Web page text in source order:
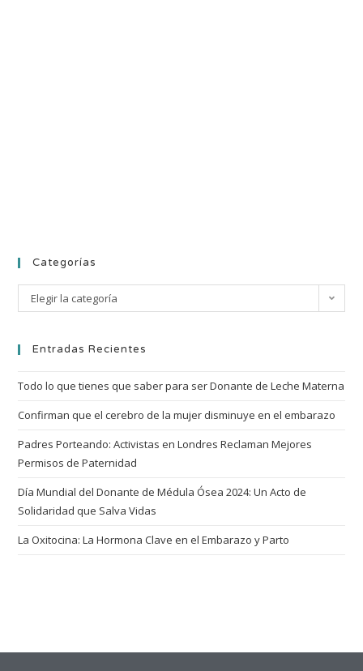
Categorías
Elegir la categoría
Entradas Recientes
Todo lo que tienes que saber para ser Donante de Leche Materna
Confirman que el cerebro de la mujer disminuye en el embarazo
Padres Porteando: Activistas en Londres Reclaman Mejores
Permisos de Paternidad
Día Mundial del Donante de Médula Ósea 2024: Un Acto de
Solidaridad que Salva Vidas
La Oxitocina: La Hormona Clave en el Embarazo y Parto